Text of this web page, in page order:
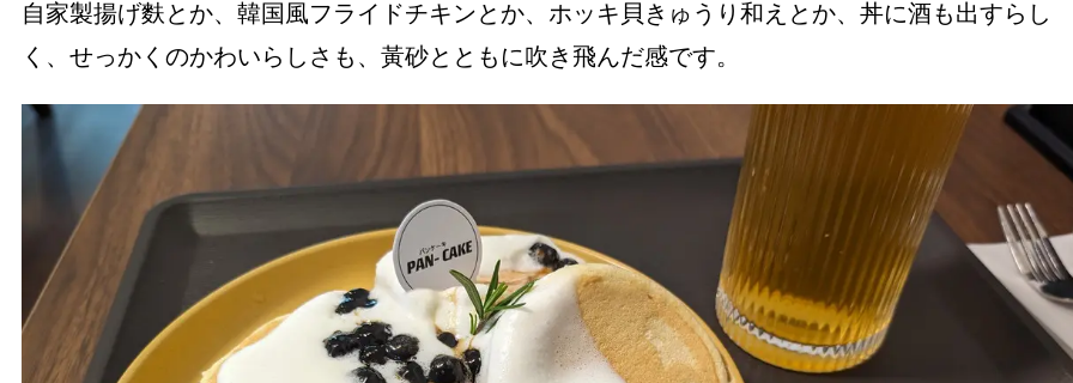
自家製揚げ麩とか、韓国風フライドチキンとか、ホッキ貝きゅうり和えとか、丼に酒も出すらし
く、せっかくのかわいらしさも、黃砂とともに吹き飛んだ感です。